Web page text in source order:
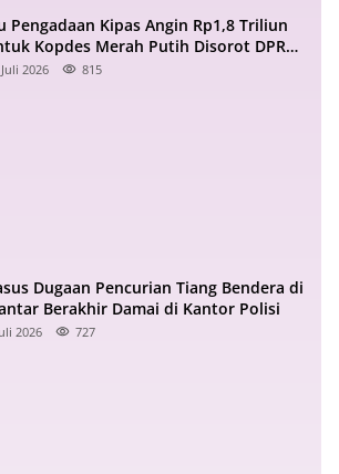
Pengadaan Kipas Angin Rp1,8 Triliun
Kopdes Merah Putih Disorot DPR
2026 815
Dugaan Pencurian Tiang Bendera di
Berakhir Damai di Kantor Polisi
2026 727